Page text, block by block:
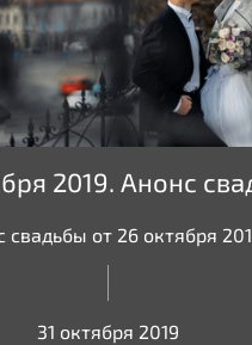
2019. Анонс
свадьбы от 26 октября
31 октября 2019